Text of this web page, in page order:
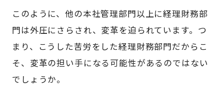
このように、他の本社管理部門以上に経理財務部
門は外圧にさらされ、変革を迫られています。つ
まり、こうした苦労をした経理財務部門だからこ
そ、変革の担い手になる可能性があるのではない
でしょうか。